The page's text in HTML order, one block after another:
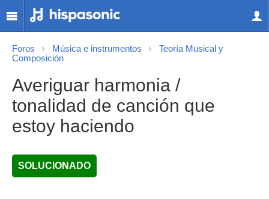
Foros Música e instrumentos
Teoría Musical y
Composición
Averiguar harmonia /
tonalidad de canción que
estoy haciendo
SOLUCIONADO